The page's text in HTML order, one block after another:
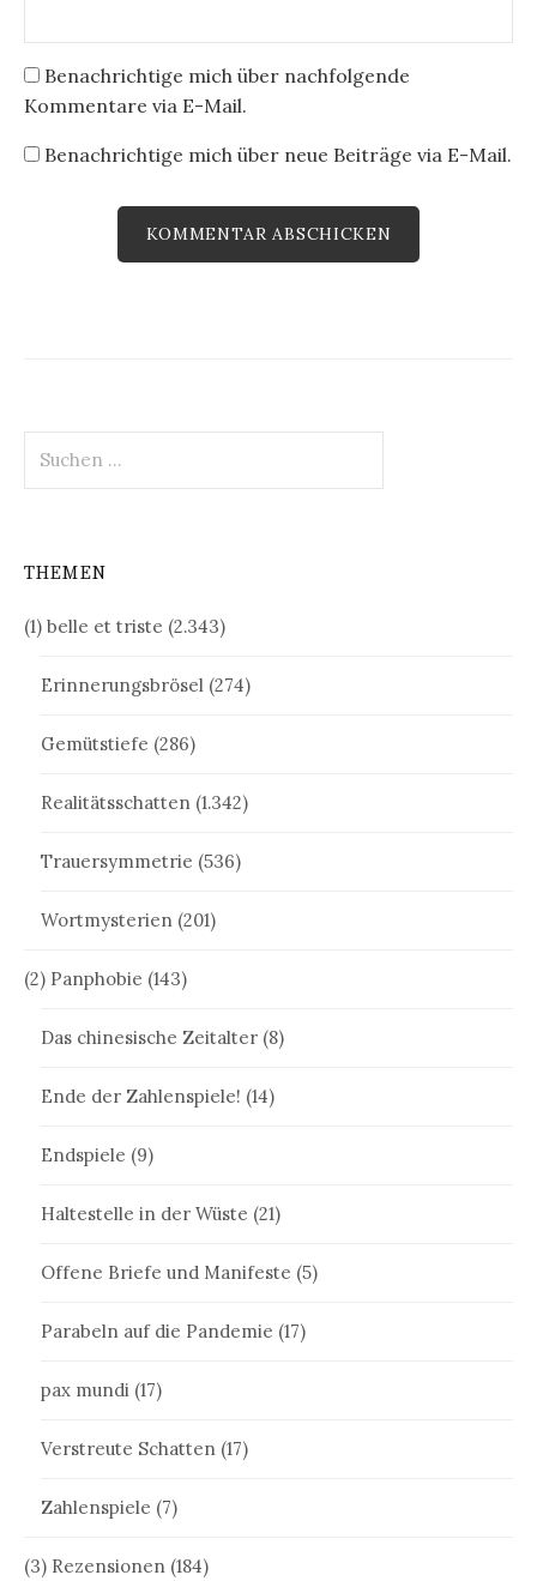
Benachrichtige mich über nachfolgende
Kommentare via E-Mail.
Benachrichtige mich über neue Beiträge via E-Mail.
nach:
THEMEN
(1) belle et triste (2.343)
Erinnerungsbrösel (274)
Gemütstiefe (286)
Realitätsschatten (1.342)
Trauersymmetrie (536)
Wortmysterien (201)
(2) Panphobie (143)
Das chinesische Zeitalter (8)
Ende der Zahlenspiele! (14)
Endspiele (9)
Haltestelle in der Wüste (21)
Offene Briefe und Manifeste (5)
Parabeln auf die Pandemie (17)
pax mundi (17)
Verstreute Schatten (17)
Zahlenspiele (7)
(3) Rezensionen (184)